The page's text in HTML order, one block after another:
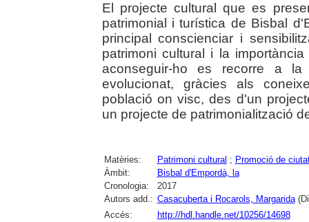
El projecte cultural que es
patrimonial i turística de Bisbal
principal conscienciar i
patrimoni cultural i la
aconseguir-ho es recorre a
evolucionat, gràcies als
població on visc, des d'un
un projecte de patrimonialització
Matèries: Patrimoni cultural ; Promoció de
Àmbit:
Bisbal d'Empordà, la
Cronologia:
2017
Autors add.: Casacuberta i Rocarols, Margarida
Accés:
http://hdl.handle.net/10256/14698